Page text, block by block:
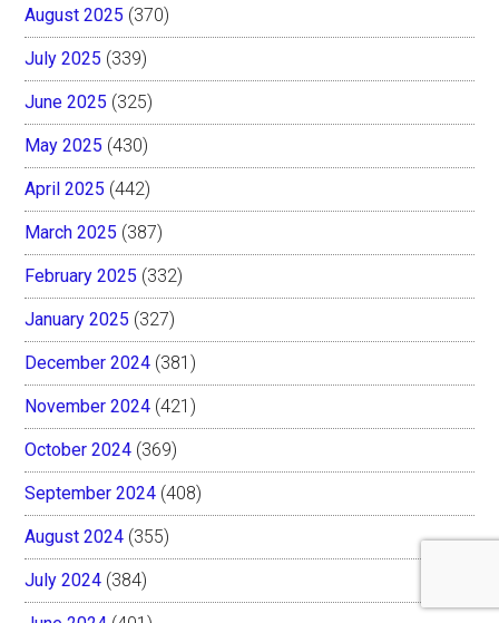
August 2025 (370)
July 2025 (339)
June 2025 (325)
May 2025 (430)
April 2025 (442)
March 2025 (387)
February 2025 (332)
January 2025 (327)
December 2024 (381)
November 2024 (421)
October 2024 (369)
September 2024 (408)
August 2024 (355)
July 2024 (384)